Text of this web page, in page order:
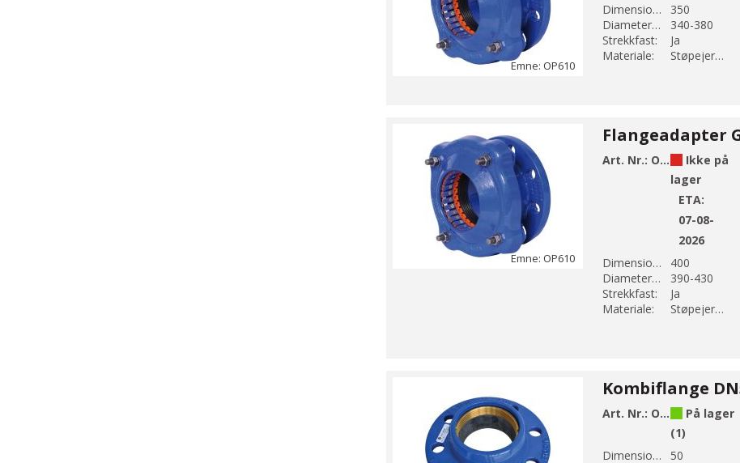
Emne: OP610
Dimension DN 1:
350
Diameter 1 (mm):
340-380
Strekkfast:
Ja
Materiale:
Støpejern EN-GJS-500-7
Emne: OP610
Art. Nr.: OP610-430
Ikke på
lager
ETA:
07-08-
2026
Dimension DN 1:
400
Diameter 1 (mm):
390-430
Strekkfast:
Ja
Materiale:
Støpejern EN-GJS-500-7
Art. Nr.: OP620-63
På lager
(1)
Dimension DN 1:
50